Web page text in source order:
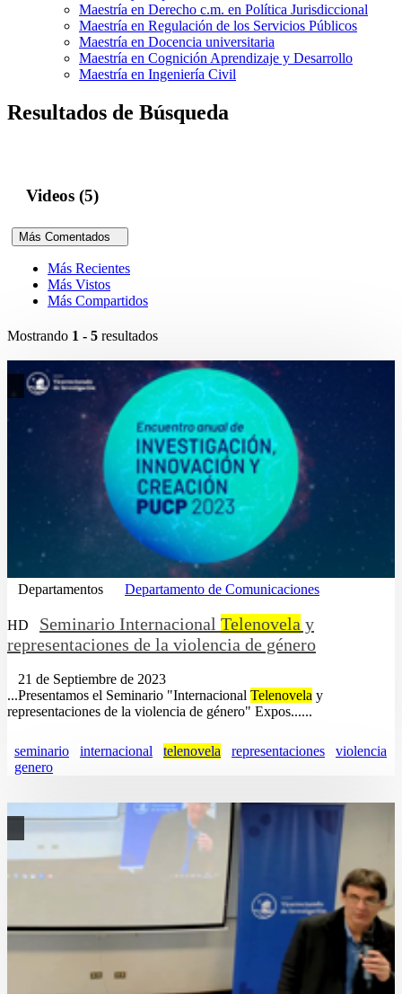
Maestría en Derecho c.m. en Política Jurisdiccional
Maestría en Regulación de los Servicios Públicos
Maestría en Docencia universitaria
Maestría en Cognición Aprendizaje y Desarrollo
Maestría en Ingeniería Civil
Resultados de Búsqueda
Videos (5)
Más Comentados
Más Recientes
Más Vistos
Más Compartidos
Mostrando 1 - 5 resultados
Departamentos Departamento de Comunicaciones
HD Seminario Internacional Telenovela y
representaciones de la violencia de género
21 de Septiembre de 2023
...Presentamos el Seminario "Internacional Telenovela y
representaciones de la violencia de género" Expos......
seminario internacional telenovela representaciones
violencia
genero